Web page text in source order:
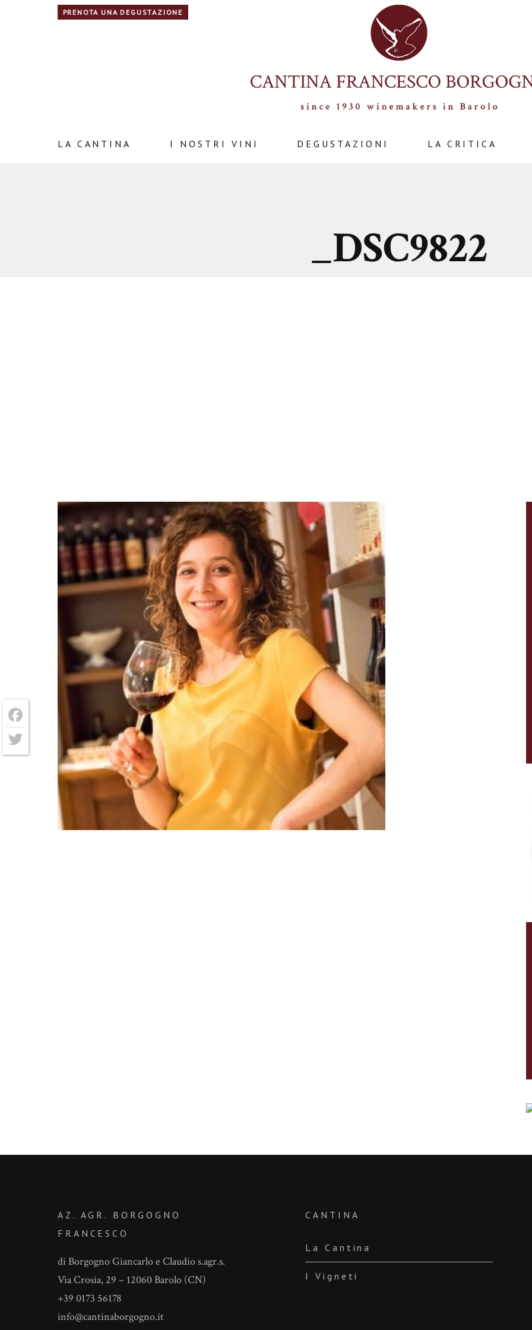
PRENOTA UNA DEGUSTAZIONE
LA CANTINA I NOSTRI VINI DEGUSTAZIONI LA CRITICA
_DSC9822
AZ. AGR. BORGOGNO
FRANCESCO
di Borgogno Giancarlo e Claudio s.agr.s.
Via Crosia, 29 – 12060 Barolo (CN)
+39 0173 56178
info@cantinaborgogno.it
CANTINA
La Cantina
I Vigneti
Facebook
Twitter